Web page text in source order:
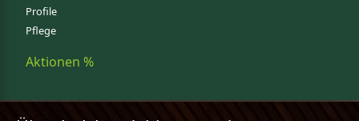
Profile
Pflege
Aktionen %